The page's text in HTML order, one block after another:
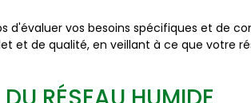
d'évaluer vos besoins spécifiques et de
et de qualité, en veillant à ce que votre